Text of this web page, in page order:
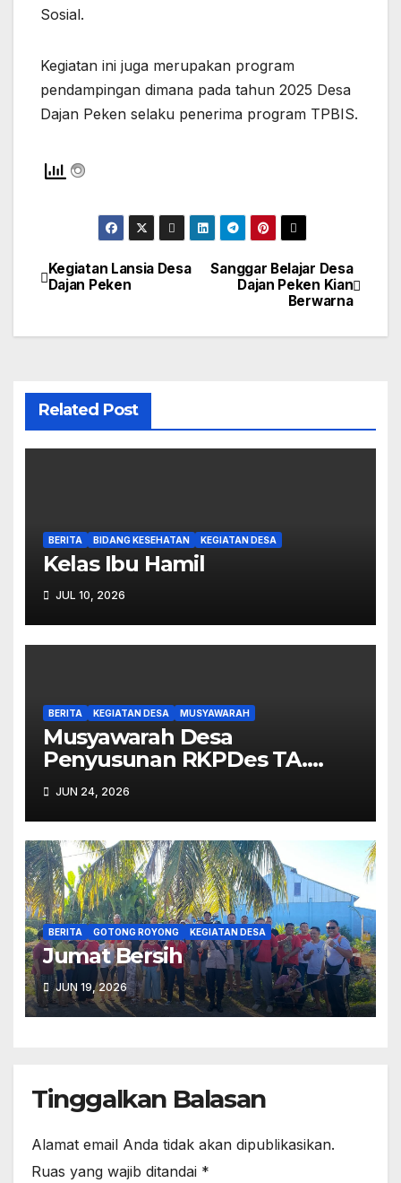
Sosial.
Kegiatan ini juga merupakan program
pendampingan dimana pada tahun 2025 Desa
Dajan Peken selaku penerima program TPBIS.
Navigasi
Sanggar Belajar Desa
Dajan Peken Kian
Berwarna
Kegiatan Lansia Desa
Dajan Peken
Related Post
BERITA BIDANG KESEHATAN KEGIATAN DESA
Kelas Ibu Hamil
JUL 10, 2026
BERITA KEGIATAN DESA MUSYAWARAH
Musyawarah Desa
Penyusunan RKPDes TA.
2027.
JUN 24, 2026
BERITA GOTONG ROYONG KEGIATAN DESA
Jumat Bersih
JUN 19, 2026
Tinggalkan Balasan
Alamat email Anda tidak akan dipublikasikan.
Ruas yang wajib ditandai *